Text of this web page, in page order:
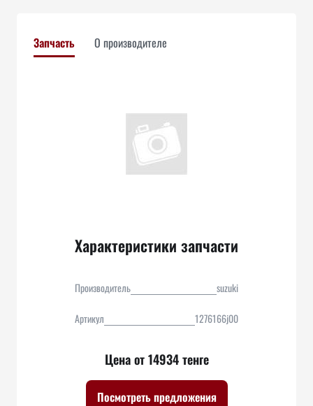
Запчасть О производителе
Характеристики запчасти
Производитель suzuki
Артикул 1276166j00
Цена от 14934 тенге
Посмотреть предложения